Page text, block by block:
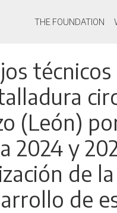
to
main
content
Main
THE FOUNDATION
técnicos
(León)
2024 y
de
de